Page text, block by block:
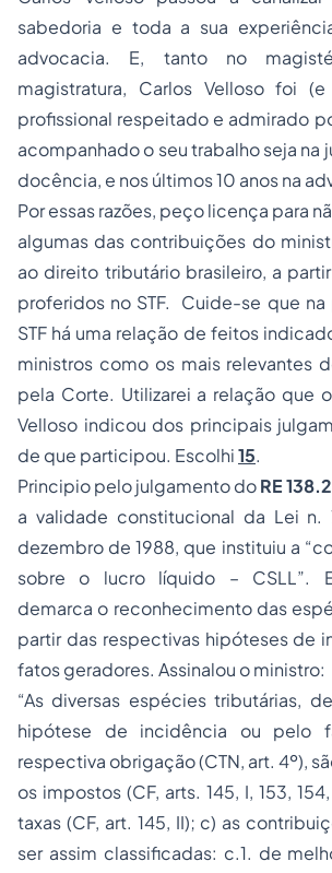
sabedoria e toda a sua
advocacia. E, tanto no
magistratura, Carlos Velloso foi
profissional respeitado e admirado
acompanhado o seu trabalho seja na
docência, e nos últimos 10 anos na
Por essas razões, peço licença para
algumas das contribuições do
ao direito tributário brasileiro, a
proferidos no STF. Cuide-se que
STF há uma relação de feitos
ministros como os mais relevantes
pela Corte. Utilizarei a relação que
Velloso indicou dos principais
de que participou. Escolhi15.
Principio pelo julgamento doRE
a validade constitucional da Lei n.
dezembro de 1988, que instituiu a
sobre o lucro líquido – CSLL”.
demarca o reconhecimento das
partir das respectivas hipóteses de
fatos geradores. Assinalou o ministro:
“As diversas espécies tributárias,
hipótese de incidência ou pelo
respectiva obrigação (CTN, art. 4º),
os impostos (CF, arts. 145, I, 153,
taxas (CF, art. 145, II); c) as
ser assim classificadas: c.1. de